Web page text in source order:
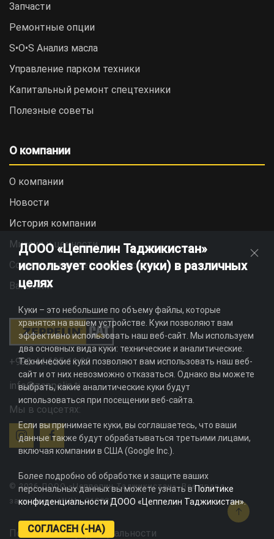
Запчасти
Ремонтные опции
S•O•S Анализ масла
Управление парком техники
Капитальный ремонт спецтехники
Полезные советы
О компании
О компании
Новости
История компании
Миссия и ценности
Социальная ответственность
Вакансии
+992 44 625 11 22
info@zeppelin.tj
Мы в соцсетях:
© 2026 ДООО «Цеппелин Таджикистан». Все права
защищены. ИНН - 010082996
Политика конфиденциальности
ДООО «Цеппелин Таджикистан»
использует cookies (куки) в различных
целях
Куки – это небольшие по объему файлы, которые
хранятся на вашем устройстве. Куки позволяют вам
эффективно использовать наш веб-сайт. Мы используем
два основных вида куки: технические и аналитические.
Технические куки позволяют вам использовать наш веб-
сайт и от них невозможно отказаться. Однако вы можете
выбрать, какие аналитические куки будут
использоваться при посещении веб-сайта.
Если вы принимаете куки, вы соглашаетесь, что ваши
данные также будут обрабатываться третьими лицами,
включая компании в США (Google Inc.).
Более подробно об обработке и защите ваших
персональных данных вы можете узнать вПолитике
конфиденциальности ДООО «Цеппелин Таджикистан».
СОГЛАСЕН (-НА)